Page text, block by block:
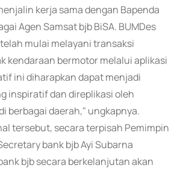
kerja sama dengan Bapenda
Agen Samsat bjb BiSA. BUMDes
mulai melayani transaksi
kendaraan bermotor melalui aplikasi
ini diharapkan dapat menjadi
inspiratif dan direplikasi oleh
berbagai daerah," ungkapnya.
tersebut, secara terpisah Pemimpin
bank bjb Ayi Subarna
bjb secara berkelanjutan akan